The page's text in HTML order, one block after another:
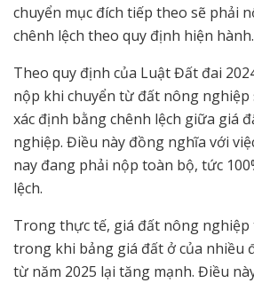
chuyển mục đích tiếp theo sẽ phải
chênh lệch theo quy định hiện hành.
Theo quy định của Luật Đất đai
nộp khi chuyển từ đất nông
xác định bằng chênh lệch giữa giá
nghiệp. Điều này đồng nghĩa với
nay đang phải nộp toàn bộ, tức
lệch.
Trong thực tế, giá đất nông
trong khi bảng giá đất ở của nhiều
từ năm 2025 lại tăng mạnh. Điều